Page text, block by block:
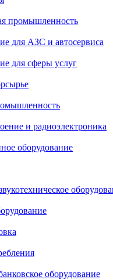
промышленность
для АЗС и автосервиса
для сферы услуг
и радиоэлектроника
оборудование
оборудование